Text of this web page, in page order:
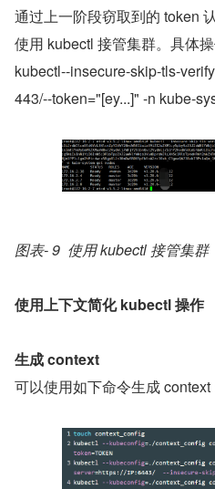
通过上一阶段窃取到的 token
使用 kubectl 接管集群。具体操
kubectl--insecure-skip-tls-
443/--token="[ey...]" -n kube-
图表- 9  使用 kubectl 接管集群
使用上下文简化 kubectl 操作
生成 context
可以使用如下命令生成 context